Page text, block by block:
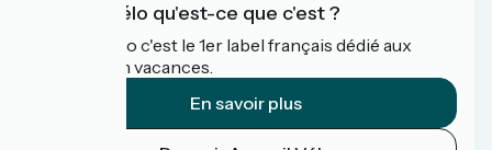
Accueil Vélo qu'est-ce que c'est ?
Accueil Vélo c'est le 1er label français dédié aux
cyclistes en vacances.
En savoir plus